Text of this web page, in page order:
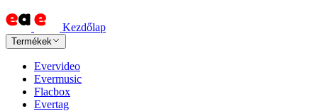
Kezdőlap
Termékek
Evervideo
Evermusic
Flacbox
Evertag